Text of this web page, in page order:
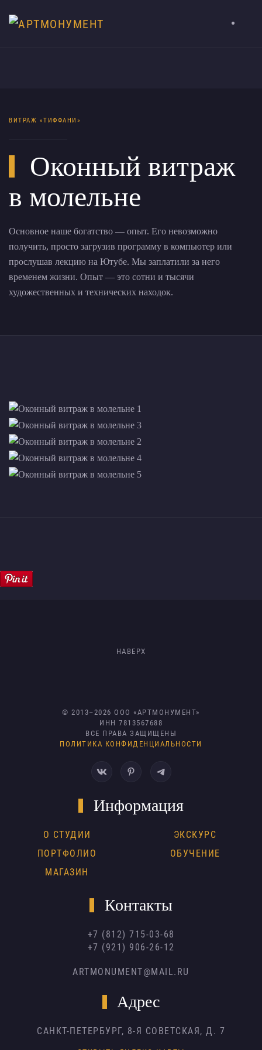
ВИТРАЖ «ТИФФАНИ»
Оконный витраж
в молельне
Основное наше богатство — опыт. Его невозможно
получить, просто загрузив программу в компьютер или
прослушав лекцию на Ютубе. Мы заплатили за него
временем жизни. Опыт — это сотни и тысячи
художественных и технических находок.
НАВЕРХ
© 2013–2026 ООО «АРТМОНУМЕНТ»
ИНН 7813567688
ВСЕ ПРАВА ЗАЩИЩЕНЫ
ПОЛИТИКА КОНФИДЕНЦИАЛЬНОСТИ
Информация
О СТУДИИ
ПОРТФОЛИО
МАГАЗИН
ЭКСКУРС
ОБУЧЕНИЕ
Контакты
+7 (812) 715-03-68
+7 (921) 906-26-12
ARTMONUMENT@MAIL.RU
Адрес
САНКТ-ПЕТЕРБУРГ, 8-Я СОВЕТСКАЯ, Д. 7